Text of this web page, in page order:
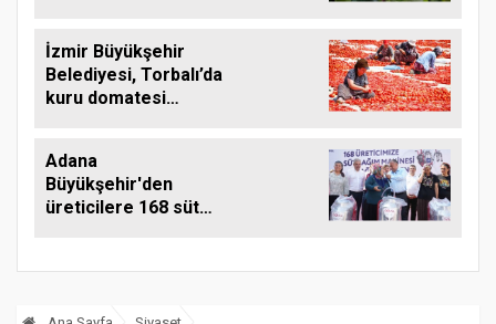
İzmir Büyükşehir
Belediyesi, Torbalı’da
kuru domatesi
Adana
Büyükşehir'den
üreticilere 168 süt